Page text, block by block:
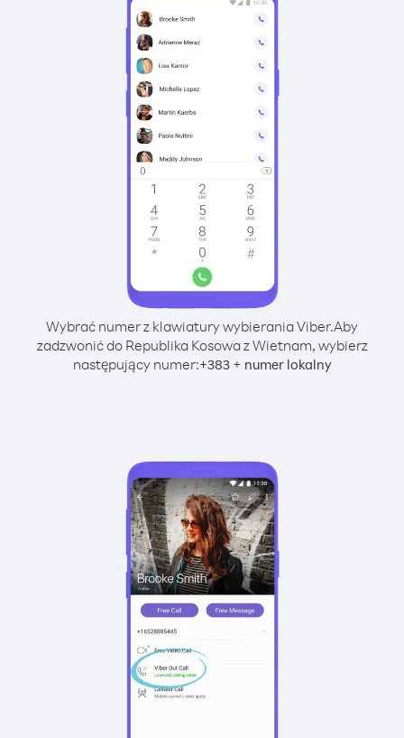
Wybrać numer z klawiatury wybierania Viber.Aby
zadzwonić do Republika Kosowa z Wietnam, wybierz
następujący numer:+383+ numer lokalny